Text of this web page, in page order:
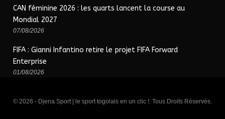
CAN féminine 2026 : les quarts lancent la course au
Mondial 2027
07/08/2026
FIFA : Gianni Infantino retire le projet FIFA Forward
Enterprise
01/08/2026
© 2026 - Djena Sport | le sport togolais en un clic !. Tous Droits Réservés.